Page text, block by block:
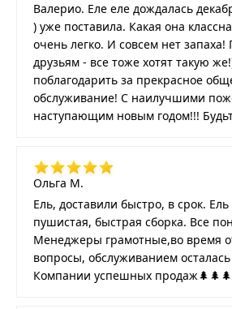
Валерио. Еле еле дождалась
) уже поставила. Какая она
очень легко. И совсем нет
друзьям - все тоже хотят такую
поблагодарить за прекрасное
обслуживание! С наилучшими
наступающим новым годом!!!
Ольга М.
Ель, доставили быстро, в срок. Ель
пушистая, быстрая сборка. Все
Менеджеры грамотные,во время
вопросы, обслуживанием
Компании успешных